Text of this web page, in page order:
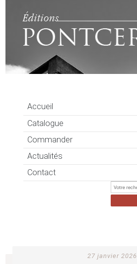
Accueil
Catalogue
Commander
Actualités
Contact
27 janvier 2026